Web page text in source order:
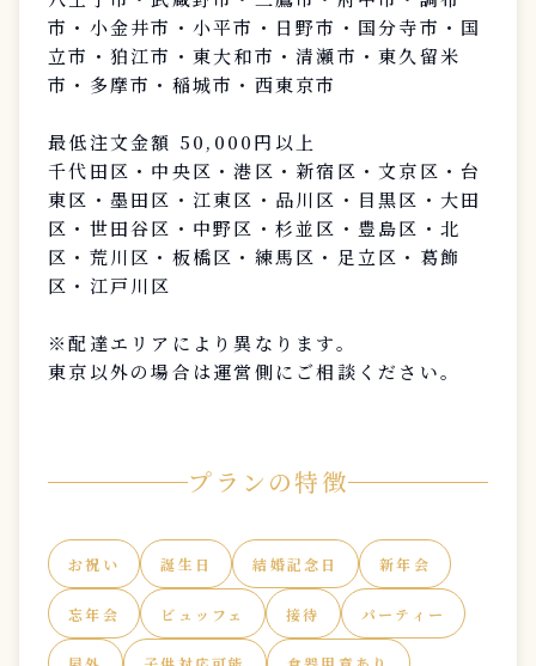
市・小金井市・小平市・日野市・国分寺市・国
立市・狛江市・東大和市・清瀬市・東久留米
市・多摩市・稲城市・西東京市
最低注文金額 50,000円以上
千代田区・中央区・港区・新宿区・文京区・台
東区・墨田区・江東区・品川区・目黒区・大田
区・世田谷区・中野区・杉並区・豊島区・北
区・荒川区・板橋区・練馬区・足立区・葛飾
区・江戸川区
※配達エリアにより異なります。
東京以外の場合は運営側にご相談ください。
プランの特徴
お祝い 誕生日 結婚記念日 新年会
忘年会 ビュッフェ 接待 パーティー